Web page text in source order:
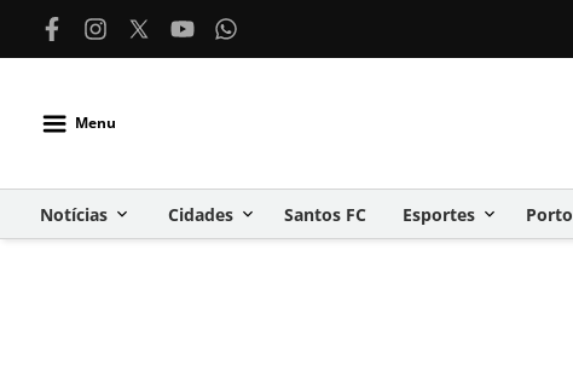
Menu
Notícias Cidades Santos FC Esportes